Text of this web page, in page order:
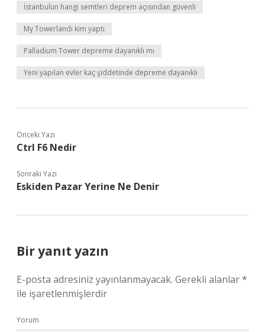
İstanbulun hangi semtleri deprem açısından güvenli
My Towerlandı kim yaptı
Palladium Tower depreme dayanıklı mı
Yeni yapılan evler kaç şiddetinde depreme dayanıklı
Önceki Yazı
Ctrl F6 Nedir
Sonraki Yazı
Eskiden Pazar Yerine Ne Denir
Bir yanıt yazın
E-posta adresiniz yayınlanmayacak. Gerekli alanlar*
ile işaretlenmişlerdir
Yorum